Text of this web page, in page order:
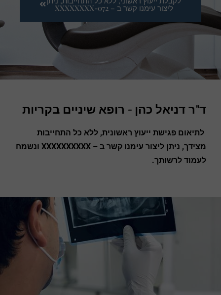
ליצור עימנו קשר ב – 072-XXXXXXXX
ד"ר דניאל כהן - רופא שיניים בקריות
לתיאום פגישת ייעוץ ראשונית, ללא כל התחייבות
מצידך, ניתן ליצור עימנו קשר ב – XXXXXXXXXX ונשמח
לעמוד לרשותך.